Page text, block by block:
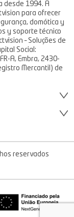
desde 1994. A
para ofrecer
domótica y
y soporte técnico
– Soluções de
Social:
A, Embra, 2430-
Mercantil) de
reservados